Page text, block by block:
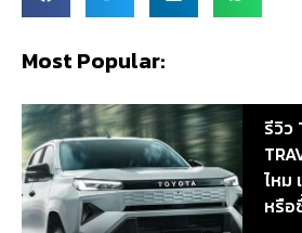
Most Popular:
รีวิว
ไหม
หรื